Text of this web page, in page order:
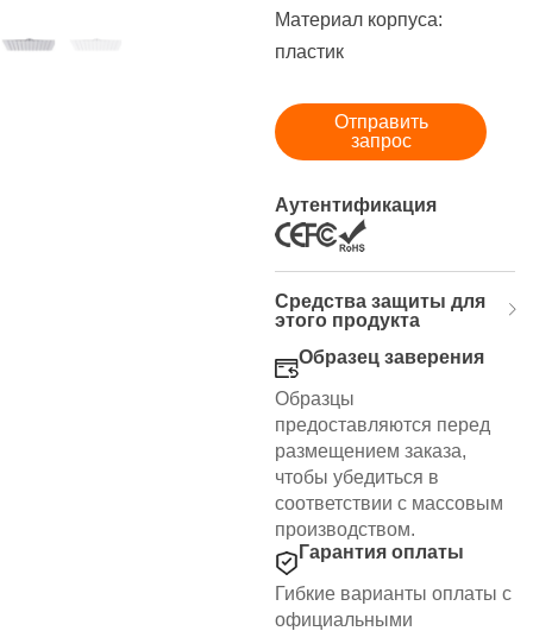
Материал корпуса:
пластик
Отправить
запрос
Аутентификация
Средства защиты для
этого продукта
Образец заверения
Образцы
предоставляются перед
размещением заказа,
чтобы убедиться в
соответствии с массовым
производством.
Гарантия оплаты
Гибкие варианты оплаты с
официальными